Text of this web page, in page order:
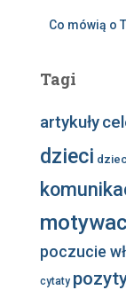
Co mówią o
Tagi
artykuły
dzieci
poczucie
cytaty